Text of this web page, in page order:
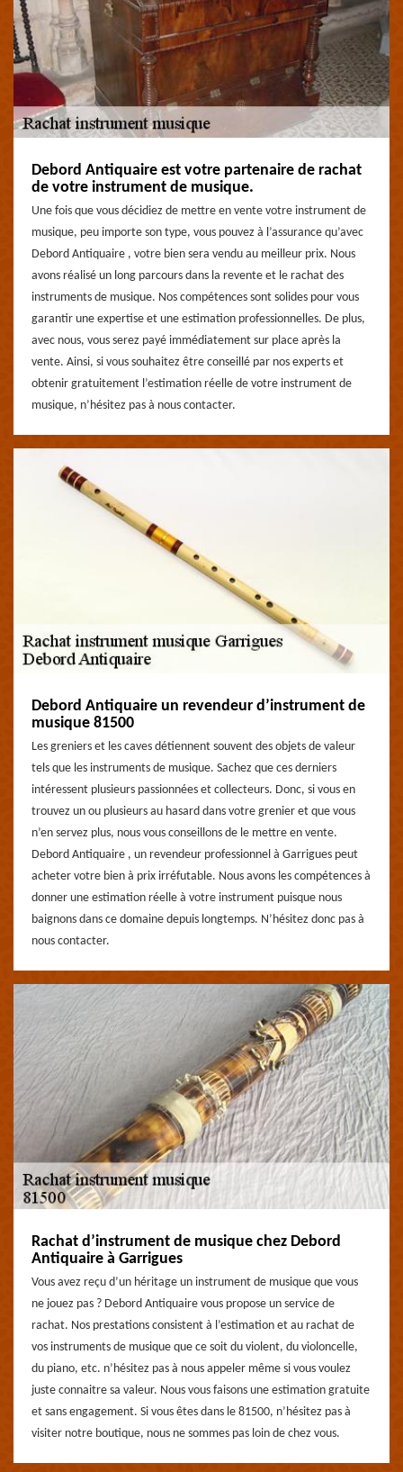
Debord Antiquaire est votre partenaire de rachat
de votre instrument de musique.
Une fois que vous décidiez de mettre en vente votre instrument de
musique, peu importe son type, vous pouvez à l’assurance qu’avec
Debord Antiquaire , votre bien sera vendu au meilleur prix. Nous
avons réalisé un long parcours dans la revente et le rachat des
instruments de musique. Nos compétences sont solides pour vous
garantir une expertise et une estimation professionnelles. De plus,
avec nous, vous serez payé immédiatement sur place après la
vente. Ainsi, si vous souhaitez être conseillé par nos experts et
obtenir gratuitement l’estimation réelle de votre instrument de
musique, n’hésitez pas à nous contacter.
Debord Antiquaire un revendeur d’instrument de
musique 81500
Les greniers et les caves détiennent souvent des objets de valeur
tels que les instruments de musique. Sachez que ces derniers
intéressent plusieurs passionnées et collecteurs. Donc, si vous en
trouvez un ou plusieurs au hasard dans votre grenier et que vous
n’en servez plus, nous vous conseillons de le mettre en vente.
Debord Antiquaire , un revendeur professionnel à Garrigues peut
acheter votre bien à prix irréfutable. Nous avons les compétences à
donner une estimation réelle à votre instrument puisque nous
baignons dans ce domaine depuis longtemps. N’hésitez donc pas à
nous contacter.
Rachat d’instrument de musique chez Debord
Antiquaire à Garrigues
Vous avez reçu d’un héritage un instrument de musique que vous
ne jouez pas ? Debord Antiquaire vous propose un service de
rachat. Nos prestations consistent à l’estimation et au rachat de
vos instruments de musique que ce soit du violent, du violoncelle,
du piano, etc. n’hésitez pas à nous appeler même si vous voulez
juste connaitre sa valeur. Nous vous faisons une estimation gratuite
et sans engagement. Si vous êtes dans le 81500, n’hésitez pas à
visiter notre boutique, nous ne sommes pas loin de chez vous.